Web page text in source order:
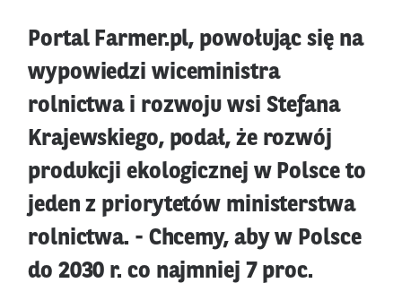
Portal Farmer.pl, powołując się na
wypowiedzi wiceministra
rolnictwa i rozwoju wsi Stefana
Krajewskiego, podał, że rozwój
produkcji ekologicznej w Polsce to
jeden z priorytetów ministerstwa
rolnictwa. - Chcemy, aby w Polsce
do 2030 r. co najmniej 7 proc.